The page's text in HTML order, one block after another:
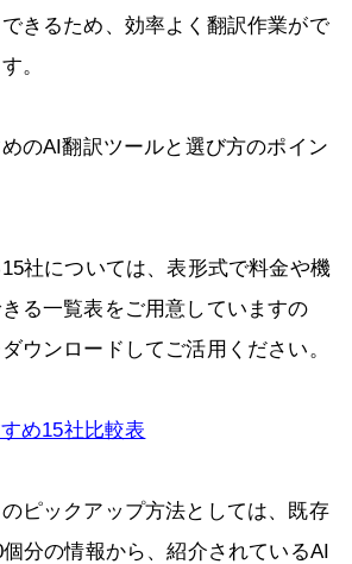
きるため、効率よく翻訳作業がで
。
のAI翻訳ツールと選び方のポイン
社については、表形式で料金や機
る一覧表をご用意していますの
ウンロードしてご活用ください。
め15社比較表
ピックアップ方法としては、既存
分の情報から、紹介されているAI